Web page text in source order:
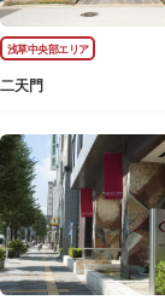
浅草中央部エリア
二天門